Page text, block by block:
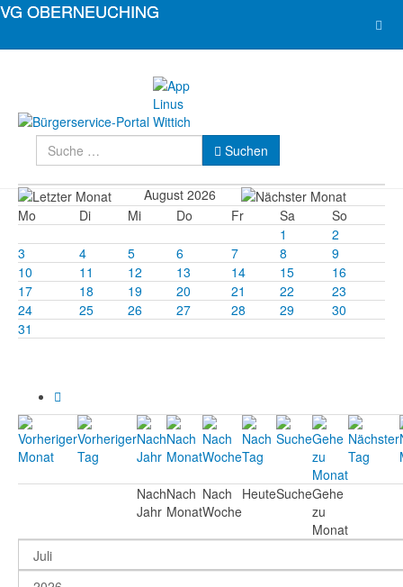
Suchen Suchen
August 2026
Mo
Di Mi Do Fr Sa
So
1
2
3
4 5 6 7 8
9
10
11 12 13 14 15
16
17
18 19 20 21 22
23
24
25 26 27 28 29
30
31
Nach
Jahr
Nach
Monat
Nach
Woche
HeuteSucheGehe
zu
Monat